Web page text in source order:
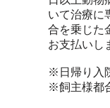
いて治療に
合を乗じた
お支払いし
※日帰り入
※飼主様都